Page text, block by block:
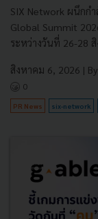
SIX Network ผนึกก
Global Summit
ระหว่างวันที่ 26-28
สิงหาคม 6, 2026 | By
0
PR News six-network